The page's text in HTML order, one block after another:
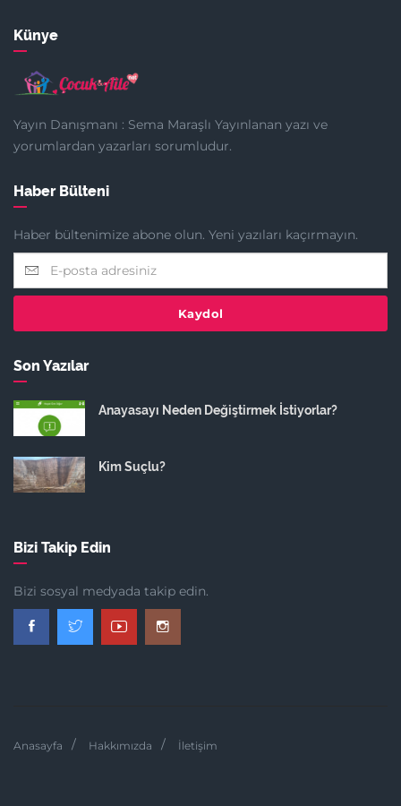
Künye
Yayın Danışmanı : Sema Maraşlı Yayınlanan yazı ve
yorumlardan yazarları sorumludur.
Haber Bülteni
Haber bültenimize abone olun. Yeni yazıları kaçırmayın.
Kaydol
Son Yazılar
Anayasayı Neden Değiştirmek İstiyorlar?
Kim Suçlu?
Bizi Takip Edin
Bizi sosyal medyada takip edin.
Anasayfa Hakkımızda İletişim